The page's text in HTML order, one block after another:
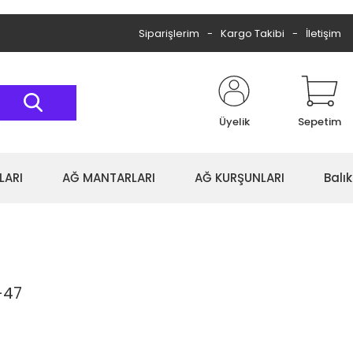
Siparişlerim Kargo Takibi İletişim
Üyelik Sepetim
AĞ MANTARLARI AĞ KURŞUNLARI